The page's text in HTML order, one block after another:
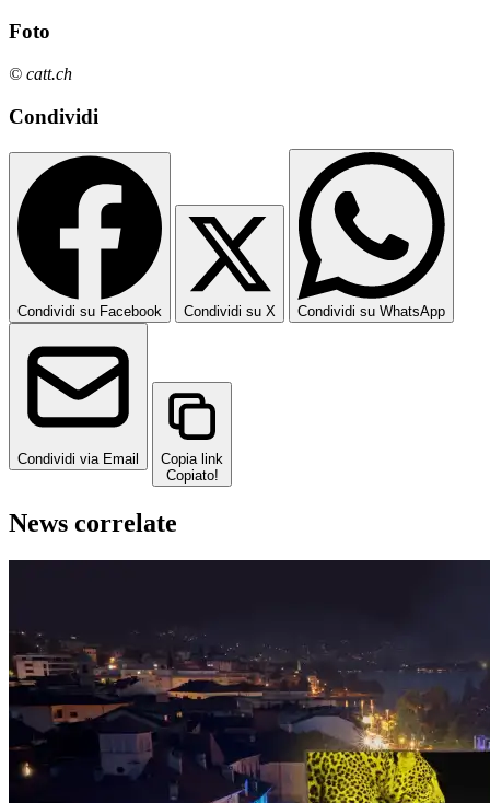
Foto
© catt.ch
Condividi
Condividi su Facebook Condividi su X Condividi su WhatsApp
Condividi via Email
Copia link
Copiato!
News correlate